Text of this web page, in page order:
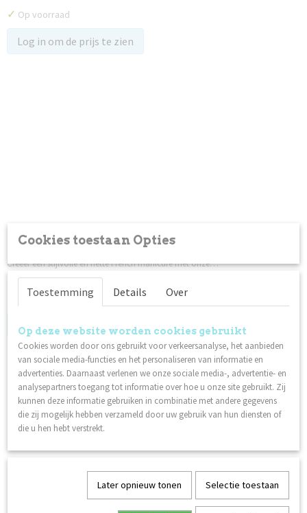
✓ Op voorraad
Log in om de prijs te zien
Creative stickers - French - Black
Creëer een stijlvolle en nette French manicure met onze…
Op voorraad
Log in om de prijs te zien
Cookies toestaan Opties
Toestemming Details Over
Op deze website worden cookies gebruikt
Cookies worden door ons gebruikt voor verkeersanalyse, het aanbieden
van sociale media-functies en het personaliseren van informatie en
advertenties. Daarnaast verlenen we onze sociale media-, advertentie- en
analysepartners toegang tot informatie over hoe u onze site gebruikt. Zij
kunnen deze informatie gebruiken in combinatie met andere gegevens
die zij mogelijk hebben verzameld door uw gebruik van hun diensten of
die u hen hebt verstrekt.
Later opnieuw tonen Selectie toestaan